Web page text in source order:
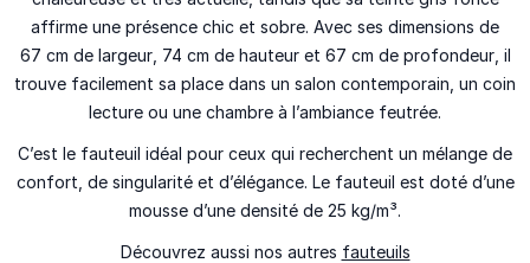
affirme une présence chic et sobre. Avec ses dimensions de
67 cm de largeur, 74 cm de hauteuret 67 cm de profondeur, il
trouve facilement sa place dans un salon contemporain, un coin
lecture ou une chambre à l’ambiance feutrée.
C’est le fauteuil idéal pour ceux qui recherchent un mélange de
confort, de singularité et d’élégance. Le fauteuil est doté d’une
mousse d’une densité de 25 kg/m³.
Découvrez aussi nos autres fauteuils